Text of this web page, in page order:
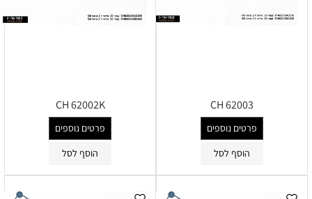
CH 62003
פרטים נוספים
הוסף לסל
CH 62002K
פרטים נוספים
הוסף לסל